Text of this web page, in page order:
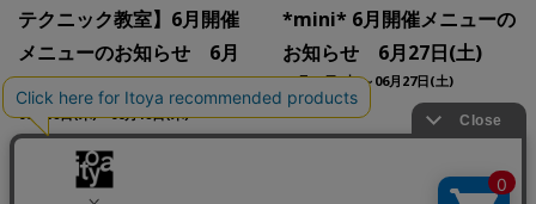
テクニック教室】6月開催
メニューのお知らせ 6月
18日(木)
06月18日(木)～06月18日(木)
*mini* 6月開催メニューの
お知らせ 6月27日(土)
06月27日(土)～06月27日(土)